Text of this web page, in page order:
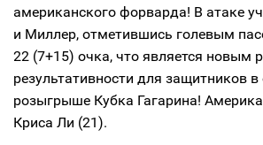
американского форварда! В атаке
и Миллер, отметившись голевым
22 (7+15) очка, что является новым
результативности для защитников
розыгрыше Кубка Гагарина!
Криса Ли (21).